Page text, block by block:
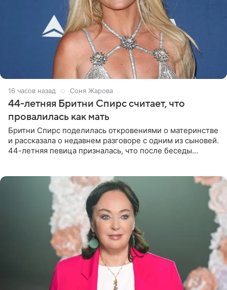
16 часов назад Соня Жарова
44-летняя Бритни Спирс считает, что
провалилась как мать
Бритни Спирс поделилась откровениями о материнстве
и рассказала о недавнем разговоре с одним из сыновей.
44-летняя певица призналась, что после беседы